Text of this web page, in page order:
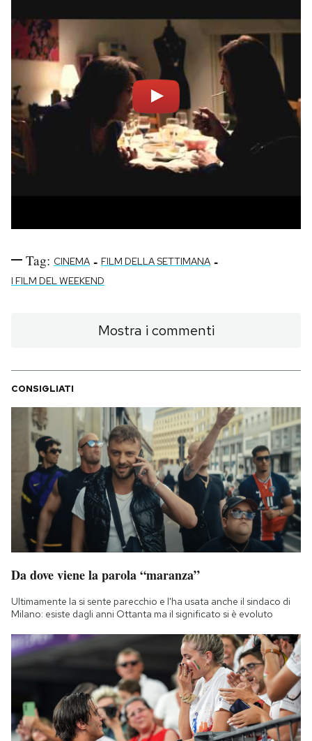
Tag: CINEMA - FILM DELLA SETTIMANA -
I FILM DEL WEEKEND
Mostra i commenti
CONSIGLIATI
Da dove viene la parola “maranza”
Ultimamente la si sente parecchio e l'ha usata anche il sindaco di
Milano: esiste dagli anni Ottanta ma il significato si è evoluto